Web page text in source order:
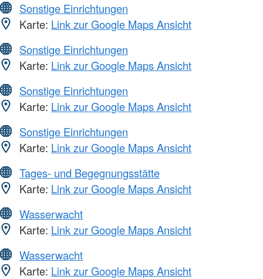
Sonstige Einrichtungen
Karte: Link zur Google Maps Ansicht
Sonstige Einrichtungen
Karte: Link zur Google Maps Ansicht
Sonstige Einrichtungen
Karte: Link zur Google Maps Ansicht
Sonstige Einrichtungen
Karte: Link zur Google Maps Ansicht
Tages- und Begegnungsstätte
Karte: Link zur Google Maps Ansicht
Wasserwacht
Karte: Link zur Google Maps Ansicht
Wasserwacht
Karte: Link zur Google Maps Ansicht